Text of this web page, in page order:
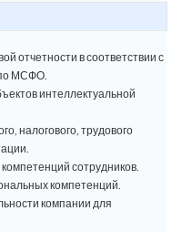
отчетности в соответствии с
МСФО.
интеллектуальной
налогового, трудового
сотрудников.
компетенций.
компании для